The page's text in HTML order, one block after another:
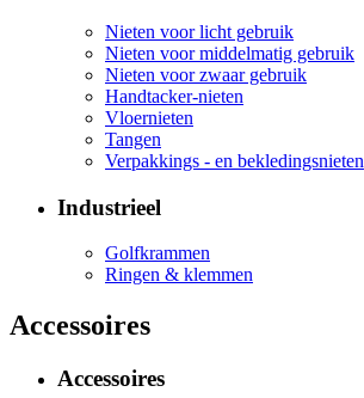
Nieten voor licht gebruik
Nieten voor middelmatig gebruik
Nieten voor zwaar gebruik
Handtacker-nieten
Vloernieten
Tangen
Verpakkings - en bekledingsnieten
Industrieel
Golfkrammen
Ringen & klemmen
Accessoires
Accessoires